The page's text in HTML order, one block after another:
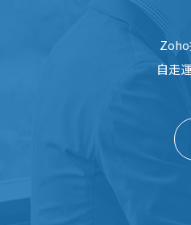
自走